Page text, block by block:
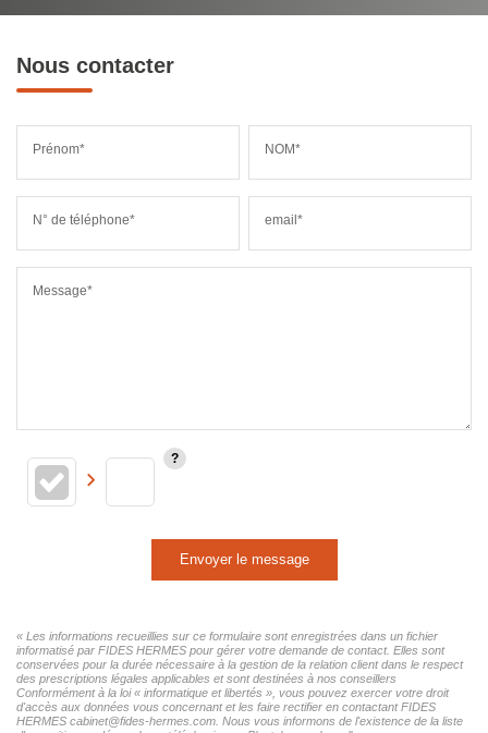
Nous contacter
Prénom* NOM*
N° de téléphone* email*
Message*
Envoyer le message
« Les informations recueillies sur ce formulaire sont enregistrées dans un fichier
informatisé par FIDES HERMES pour gérer votre demande de contact. Elles sont
conservées pour la durée nécessaire à la gestion de la relation client dans le respect
des prescriptions légales applicables et sont destinées à nos conseillers
Conformément à la loi « informatique et libertés », vous pouvez exercer votre droit
d'accès aux données vous concernant et les faire rectifier en contactant FIDES
HERMES cabinet@fides-hermes.com. Nous vous informons de l'existence de la liste